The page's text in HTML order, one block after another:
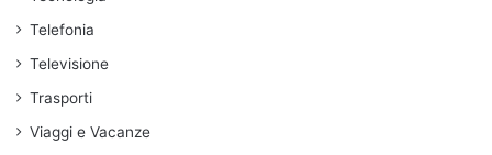
Telefonia
Televisione
Trasporti
Viaggi e Vacanze